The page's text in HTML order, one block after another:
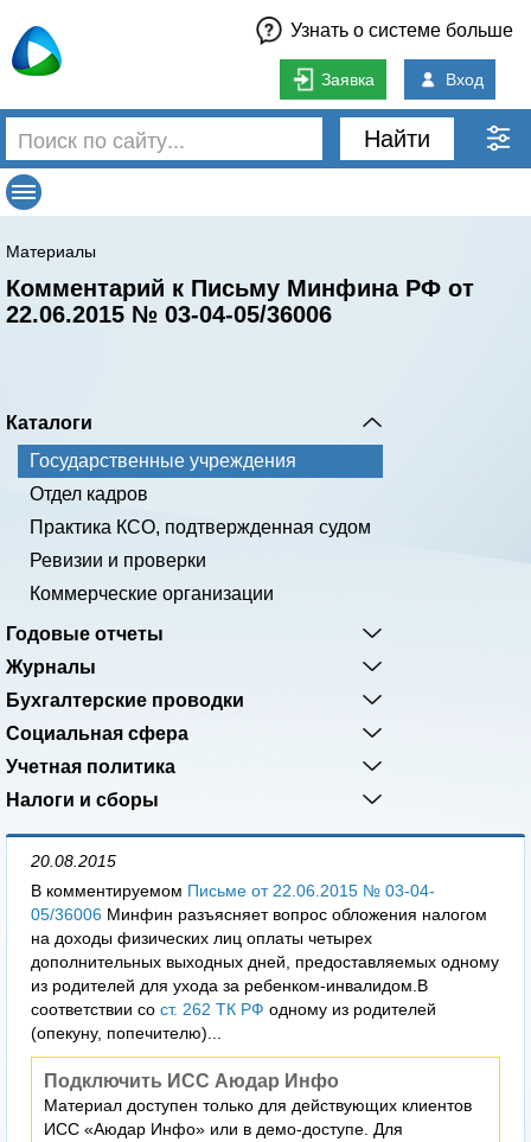
Узнать о системе больше
Заявка Вход
Найти
Материалы
Комментарий к Письму Минфина РФ от
22.06.2015 № 03-04-05/36006
Каталоги
Государственные учреждения
Отдел кадров
Практика КСО, подтвержденная судом
Ревизии и проверки
Коммерческие организации
Годовые отчеты
Журналы
Бухгалтерские проводки
Социальная сфера
Учетная политика
Налоги и сборы
20.08.2015
В комментируемом Письме от 22.06.2015 № 03-04-
05/36006 Минфин разъясняет вопрос обложения налогом
на доходы физических лиц оплаты четырех
дополнительных выходных дней, предоставляемых одному
из родителей для ухода за ребенком-инвалидом.В
соответствии со ст. 262 ТК РФ одному из родителей
(опекуну, попечителю)...
Подключить ИСС Аюдар Инфо
Материал доступен только для действующих клиентов
ИСС «Аюдар Инфо» или в демо-доступе. Для